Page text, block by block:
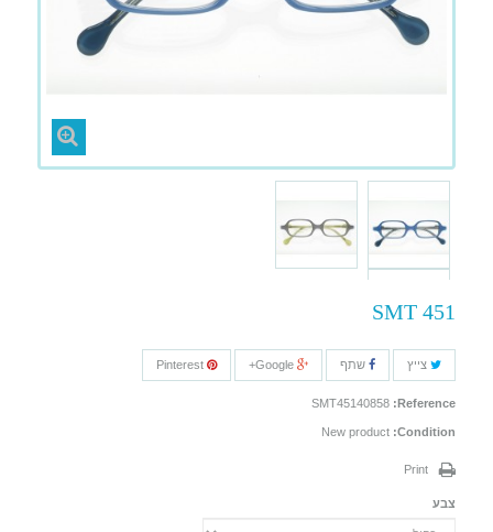
SMT 451
צייץ שתף
Reference:
SMT45140858
Condition:
New product
Print
צבע